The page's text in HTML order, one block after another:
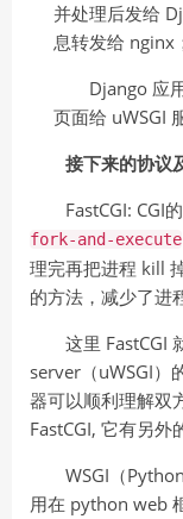
并处理后发给
息转发给 nginx
Django 应
页面给 uWSGI
接下来的协议
FastCGI: CGI
fork-and-execute
理完再把进程 kill
的方法，减少了进
这里 FastCGI
server（uWSGI）
器可以顺利理解双
FastCGI, 它有另外
WSGI（
用在 python web